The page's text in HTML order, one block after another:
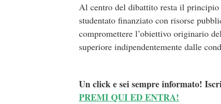
Al centro del dibattito resta il
studentato finanziato con risorse
compromettere l’obiettivo originario
superiore indipendentemente dalle
Un click e sei sempre informato!
PREMI QUI ED ENTRA!